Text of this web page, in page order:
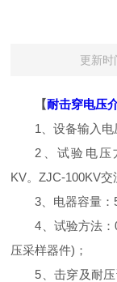
更新
【耐击穿电压
1、设备输入电
2、试验电压
KV。ZJC-100KV
3、电器容量：
4、试验方法
压采样器件)；
5、击穿及耐